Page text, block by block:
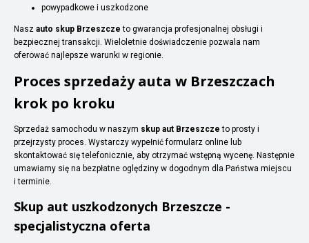
powypadkowe i uszkodzone
Nasz auto skup Brzeszcze to gwarancja profesjonalnej obsługi i
bezpiecznej transakcji. Wieloletnie doświadczenie pozwala nam
oferować najlepsze warunki w regionie.
Proces sprzedaży auta w Brzeszczach
krok po kroku
Sprzedaż samochodu w naszym skup aut Brzeszcze to prosty i
przejrzysty proces. Wystarczy wypełnić formularz online lub
skontaktować się telefonicznie, aby otrzymać wstępną wycenę. Następnie
umawiamy się na bezpłatne oględziny w dogodnym dla Państwa miejscu
i terminie.
Skup aut uszkodzonych Brzeszcze -
specjalistyczna oferta